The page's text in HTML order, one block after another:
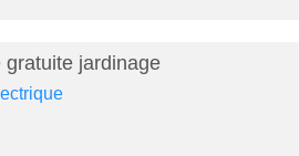
gratuite jardinage